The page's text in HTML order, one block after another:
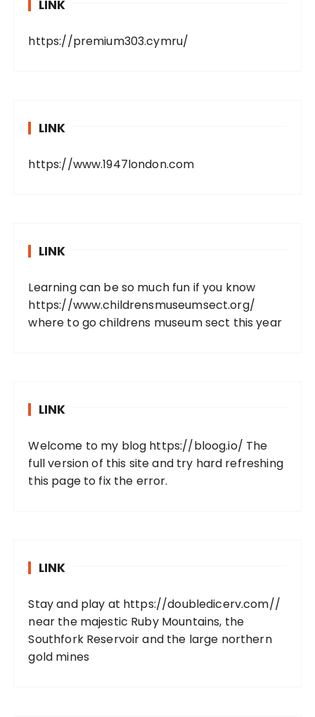
LINK
https://premium303.cymru/
LINK
https://www.1947london.com
LINK
Learning can be so much fun if you know
https://www.childrensmuseumsect.org/
where to go childrens museum sect this year
LINK
Welcome to my blog https://bloog.io/ The
full version of this site and try hard refreshing
this page to fix the error.
LINK
Stay and play at https://doubledicerv.com//
near the majestic Ruby Mountains, the
Southfork Reservoir and the large northern
gold mines